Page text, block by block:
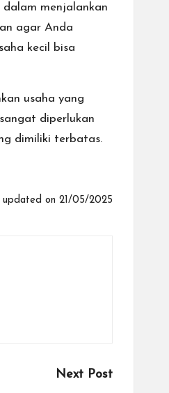
menjalankan
agar Anda
kecil bisa
usaha yang
diperlukan
dimiliki terbatas.
updated on 21/05/2025
Next Post